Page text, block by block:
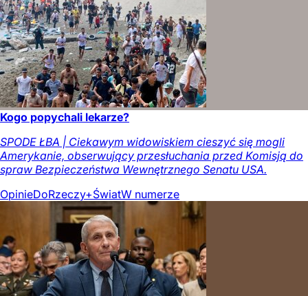
Kogo popychali lekarze?
SPODE ŁBA | Ciekawym widowiskiem cieszyć się mogli
Amerykanie, obserwujący przesłuchania przed Komisją do
spraw Bezpieczeństwa Wewnętrznego Senatu USA.
OpinieDoRzeczy+ŚwiatW numerze